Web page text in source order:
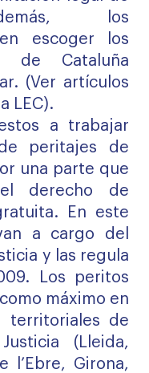
los
escoger los
de Cataluña
(Ver artículos
LEC).
a trabajar
peritajes de
una parte que
derecho de
En este
a cargo del
y las regula
Los peritos
máximo en
territoriales de
(Lleida,
l’Ebre, Girona,